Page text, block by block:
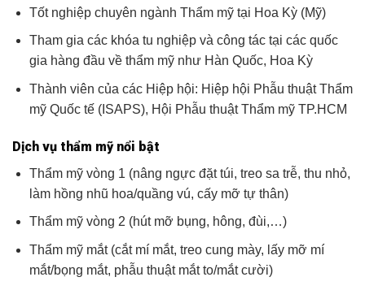
Tốt nghiệp chuyên ngành Thẩm mỹ tại Hoa Kỳ (Mỹ)
Tham gia các khóa tu nghiệp và công tác tại các quốc
gia hàng đầu về thẩm mỹ như Hàn Quốc, Hoa Kỳ
Thành viên của các Hiệp hội: Hiệp hội Phẫu thuật Thẩm
mỹ Quốc tế (ISAPS), Hội Phẫu thuật Thẩm mỹ TP.HCM
Dịch vụ thẩm mỹ nổi bật
Thẩm mỹ vòng 1 (nâng ngực đặt túi, treo sa trễ, thu nhỏ,
làm hồng nhũ hoa/quầng vú, cấy mỡ tự thân)
Thẩm mỹ vòng 2 (hút mỡ bụng, hông, đùi,…)
Thẩm mỹ mắt (cắt mí mắt, treo cung mày, lấy mỡ mí
mắt/bọng mắt, phẫu thuật mắt to/mắt cười)